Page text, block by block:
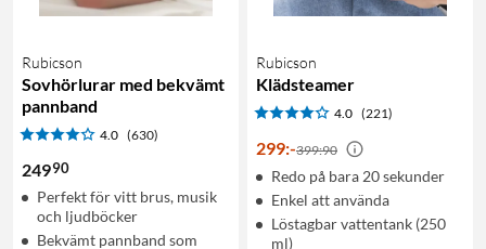
Rubicson
Sovhörlurar med bekvämt
pannband
4.0 (630)
24990
Perfekt för vitt brus, musik
och ljudböcker
Bekvämt pannband som
Rubicson
Klädsteamer
4.0 (221)
299:-399:90
Redo på bara 20 sekunder
Enkel att använda
Löstagbar vattentank (250
ml)